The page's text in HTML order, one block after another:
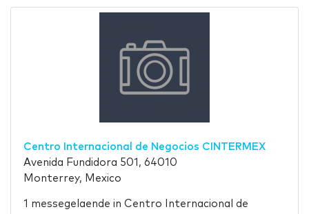
Centro Internacional de Negocios CINTERMEX
Avenida Fundidora 501, 64010
Monterrey, Mexico
1 messegelaende in Centro Internacional de